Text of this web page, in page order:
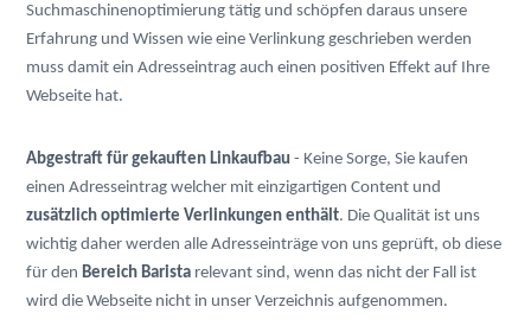
Suchmaschinenoptimierung tätig und schöpfen daraus unsere
Erfahrung und Wissen wie eine Verlinkung geschrieben werden
muss damit ein Adresseintrag auch einen positiven Effekt auf Ihre
Webseite hat.
Abgestraft für gekauften Linkaufbau - Keine Sorge, Sie kaufen
einen Adresseintrag welcher mit einzigartigen Content und
zusätzlich optimierte Verlinkungen enthält. Die Qualität ist uns
wichtig daher werden alle Adresseinträge von uns geprüft, ob diese
für den Bereich Barista relevant sind, wenn das nicht der Fall ist
wird die Webseite nicht in unser Verzeichnis aufgenommen.